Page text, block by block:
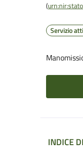
(
Servizio
INDICE